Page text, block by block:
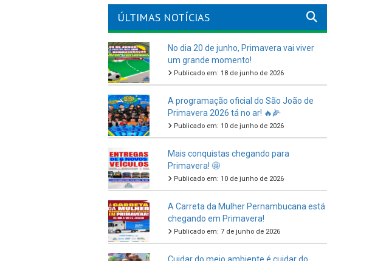
ÚLTIMAS NOTÍCIAS
No dia 20 de junho, Primavera vai viver
um grande momento!
Publicado em: 18 de junho de 2026
A programação oficial do São João de
Primavera 2026 tá no ar! 🔥🌽
Publicado em: 10 de junho de 2026
Mais conquistas chegando para
Primavera! 🤩
Publicado em: 10 de junho de 2026
A Carreta da Mulher Pernambucana está
chegando em Primavera!
Publicado em: 7 de junho de 2026